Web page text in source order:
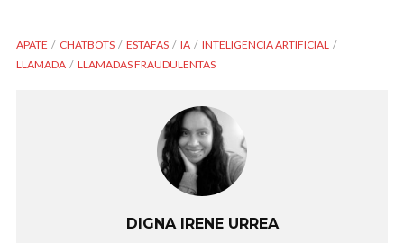
APATE CHATBOTS ESTAFAS IA
INTELIGENCIA ARTIFICIAL
LLAMADA
LLAMADAS FRAUDULENTAS
DIGNA IRENE URREA